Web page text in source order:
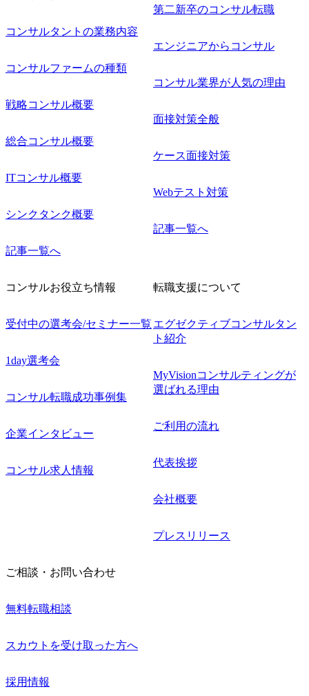
コンサルタントの業務内容
コンサルファームの種類
戦略コンサル概要
総合コンサル概要
ITコンサル概要
シンクタンク概要
記事一覧へ
第二新卒のコンサル転職
エンジニアからコンサル
コンサル業界が人気の理由
面接対策全般
ケース面接対策
Webテスト対策
記事一覧へ
コンサルお役立ち情報
受付中の選考会/セミナー一覧
1day選考会
コンサル転職成功事例集
企業インタビュー
コンサル求人情報
転職支援について
エグゼクティブコンサルタン
ト紹介
MyVisionコンサルティングが
選ばれる理由
ご利用の流れ
代表挨拶
会社概要
プレスリリース
ご相談・お問い合わせ
無料転職相談
スカウトを受け取った方へ
採用情報